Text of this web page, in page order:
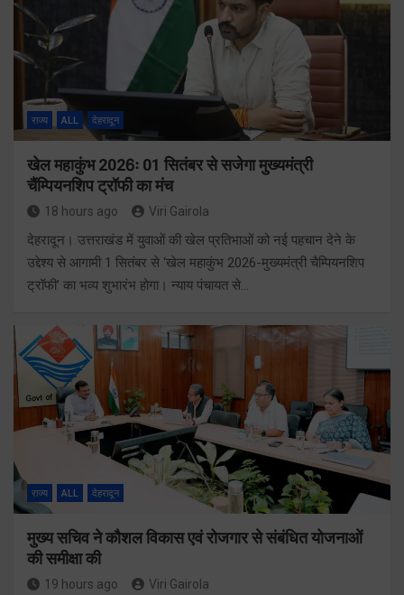
राज्य ALL देहरादून
खेल महाकुंभ 2026ः 01 सितंबर से सजेगा मुख्यमंत्री
चैंम्पियनशिप ट्रॉफी का मंच
18 hours ago Viri Gairola
देहरादून। उत्तराखंड में युवाओं की खेल प्रतिभाओं को नई पहचान देने के
उद्देश्य से आगामी 1 सितंबर से ‘खेल महाकुंभ 2026-मुख्यमंत्री चैम्पियनशिप
ट्रॉफी’ का भव्य शुभारंभ होगा। न्याय पंचायत से…
राज्य ALL देहरादून
मुख्य सचिव ने कौशल विकास एवं रोजगार से संबंधित योजनाओं
की समीक्षा की
19 hours ago Viri Gairola